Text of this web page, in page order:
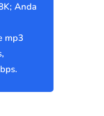
Anda
mp3